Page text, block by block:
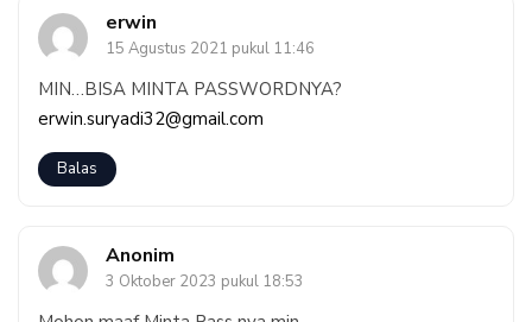
erwin
15 Agustus 2021 pukul 11:46
MIN…BISA MINTA PASSWORDNYA?
erwin.suryadi32@gmail.com
Balas
Anonim
3 Oktober 2023 pukul 18:53